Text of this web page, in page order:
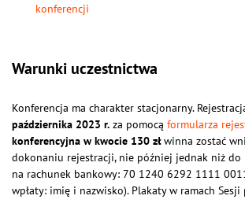
konferencji
Warunki uczestnictwa
Konferencja ma charakter stacjonarny.
października 2023 r. za pomocą formularza
konferencyjna w kwocie 130 złwinna zostać
dokonaniu rejestracji, nie później jednak niż do
na rachunek bankowy: 70 1240 6292 1111
wpłaty: imię i nazwisko). Plakaty w ramach